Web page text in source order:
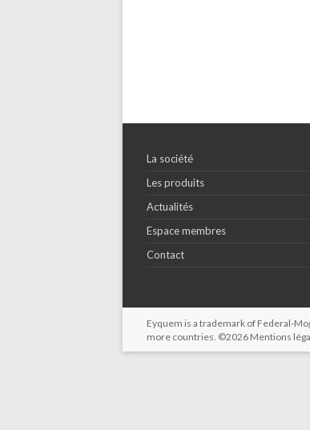
La société
Les produits
Actualités
Espace membres
Contact
Eyquem is a trademark of Federal-
more countries. ©2026 Mentions